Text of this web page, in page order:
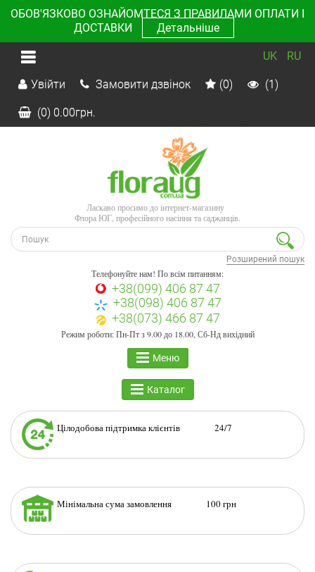
ОБОВ'ЯЗКОВО ОЗНАЙОМТЕСЯ З ПРАВИЛАМИ ОПЛАТИ І
ДОСТАВКИ
Детальніше
UK RU
Увійти Замовити дзвінок (0) (1)
(0) 0.00грн.
Ласкаво просимо до інтернет-магазину
Флора ЮГ, професійного насіння та саджанців.
Розширений пошук
Телефонуйте нам! По всім питанням:
+38(099) 406 87 47
+38(098) 406 87 47
+38(073) 466 87 47
Режим роботи: Пн-Пт з 9.00 до 18.00, Сб-Нд вихідний
Меню
Каталог
Цілодобова підтримка клієнтів 24/7
Мінімальна сума замовлення 100 грн